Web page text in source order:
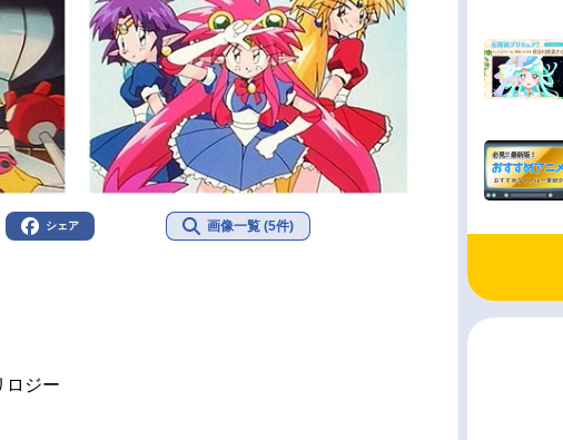
シェア 画像一覧 (5件)
ロジー